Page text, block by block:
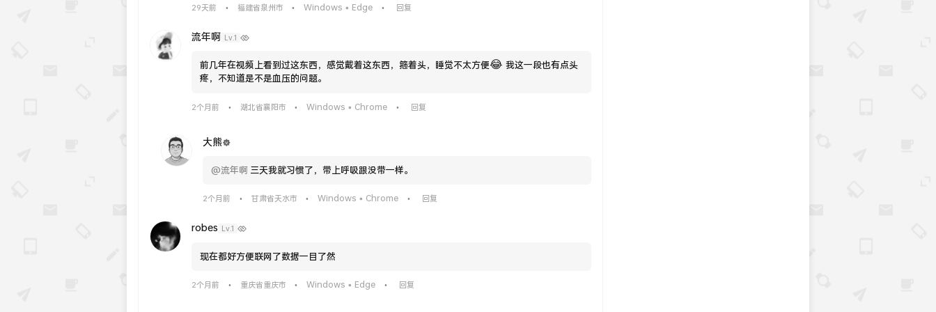
29天前 • 福建省泉州市 • Windows • Edge • 回复
流年啊 Lv.1
前几年在视频上看到过这东西，感觉戴着这东西，箍着头，睡觉不太方便😂 我这一段也有点头
疼，不知道是不是血压的问题。
2个月前 • 湖北省襄阳市 • Windows • Chrome • 回复
大熊
@流年啊 三天我就习惯了，带上呼吸跟没带一样。
2个月前 • 甘肃省天水市 • Windows • Chrome • 回复
robes Lv.1
现在都好方便联网了数据一目了然
2个月前 • 重庆省重庆市 • Windows • Edge • 回复